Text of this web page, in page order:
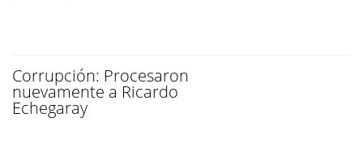
Corrupción: Procesaron
nuevamente a Ricardo
Echegaray